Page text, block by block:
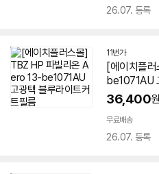
26.07. 등록
11번가
[에이치플
be1071AU
36,400원
무료배송
26.07. 등록